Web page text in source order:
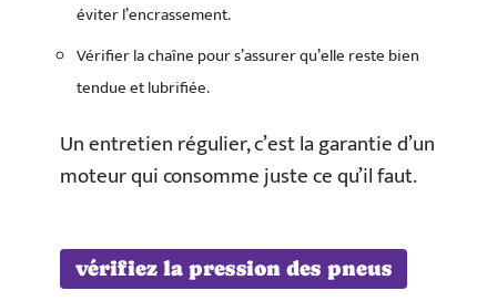
éviter l’encrassement.
Vérifier la chaîne pour s’assurer qu’elle reste bien
tendue et lubrifiée.
Un entretien régulier, c’est la garantie d’un
moteur qui consomme juste ce qu’il faut.
vérifiez la pression des pneus